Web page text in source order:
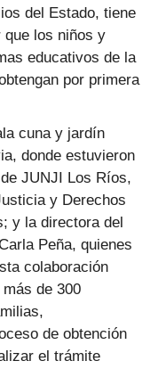
del Estado, tiene
los niños y
educativos de la
por primera
cuna y jardín
donde estuvieron
JUNJI Los Ríos,
y Derechos
y la directora del
Peña, quienes
colaboración
de 300
de obtención
el trámite